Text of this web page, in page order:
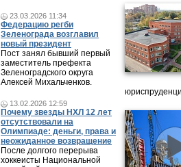
23.03.2026 11:34
Федерацию регби
Зеленограда возглавил
новый президент
Пост занял бывший первый
заместитель префекта
Зеленоградского округа
Алексей Михальченков.
13.02.2026 12:59
Почему звезды НХЛ 12 лет
отсутствовали на
Олимпиаде: деньги, права и
неожиданное возвращение
После долгого перерыва
хоккеисты Национальной